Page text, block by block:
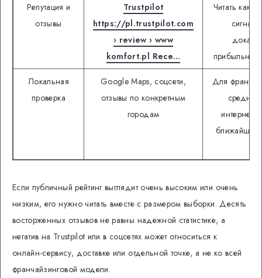
Репутация и
отзывы
Trustpilot
https://pl.trustpilot.com
› review › www
komfort.pl Rece…
Читать как
сигнал,
Локальная
проверка
Google Maps, соцсети,
отзывы по конкретным
городам
Для
средняя
ближайших
Если публичный рейтинг выглядит очень высоким или очень
низким, его нужно читать вместе с размером выборки. Десять
восторженных отзывов не равны надежной статистике, а
негатив на Trustpilot или в соцсетях может относиться к
онлайн-сервису, доставке или отдельной точке, а не ко всей
франчайзинговой модели.